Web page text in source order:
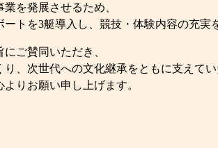
業を発展させるため、
ートを3艇導入し、競技・体験内容の充実
ご賛同いただき、
り、次世代への文化継承をともに支えて
りお願い申し上げます。